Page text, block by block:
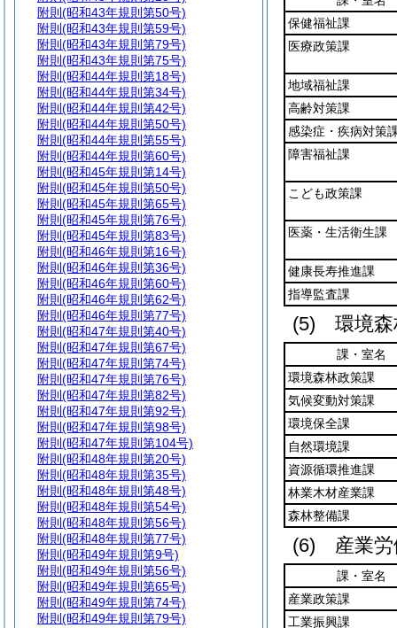
保健福祉課
医療政策課
地域福祉課
高齢対策課
感染症・疾病対策
障害福祉課
こども政策課
医薬・生活衛生課
健康長寿推進課
指導監査課
(5) 環境
課・室名
環境森林政策課
気候変動対策課
環境保全課
自然環境課
資源循環推進課
林業木材産業課
森林整備課
(6) 産業
課・室名
産業政策課
工業振興課
附則 (昭和43年規則第50号)
附則 (昭和43年規則第59号)
附則 (昭和43年規則第79号)
附則 (昭和43年規則第75号)
附則 (昭和44年規則第18号)
附則 (昭和44年規則第34号)
附則 (昭和44年規則第42号)
附則 (昭和44年規則第50号)
附則 (昭和44年規則第55号)
附則 (昭和44年規則第60号)
附則 (昭和45年規則第14号)
附則 (昭和45年規則第50号)
附則 (昭和45年規則第65号)
附則 (昭和45年規則第76号)
附則 (昭和45年規則第83号)
附則 (昭和46年規則第16号)
附則 (昭和46年規則第36号)
附則 (昭和46年規則第60号)
附則 (昭和46年規則第62号)
附則 (昭和46年規則第77号)
附則 (昭和47年規則第40号)
附則 (昭和47年規則第67号)
附則 (昭和47年規則第74号)
附則 (昭和47年規則第76号)
附則 (昭和47年規則第82号)
附則 (昭和47年規則第92号)
附則 (昭和47年規則第98号)
附則 (昭和47年規則第104号)
附則 (昭和48年規則第20号)
附則 (昭和48年規則第35号)
附則 (昭和48年規則第48号)
附則 (昭和48年規則第54号)
附則 (昭和48年規則第56号)
附則 (昭和48年規則第77号)
附則 (昭和49年規則第9号)
附則 (昭和49年規則第56号)
附則 (昭和49年規則第65号)
附則 (昭和49年規則第74号)
附則 (昭和49年規則第79号)